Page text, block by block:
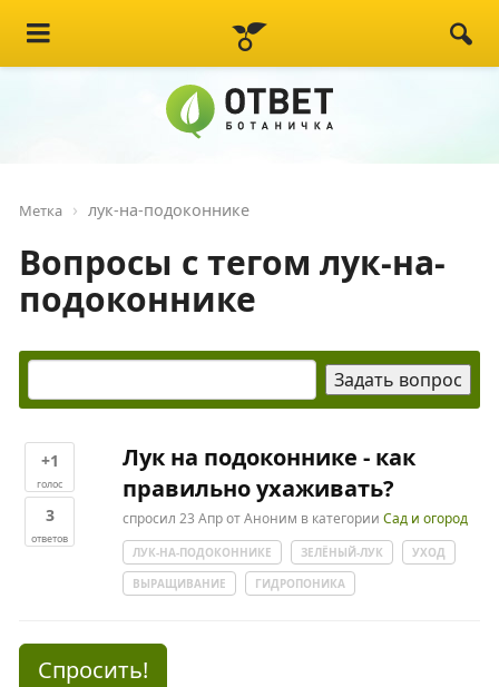
Метка лук-на-подоконнике
Вопросы с тегом лук-на-
подоконнике
+1
голос
3
ответов
Лук на подоконнике - как
правильно ухаживать?
спросил 23 АпротАноним в категорииСад и огород
ЛУК-НА-ПОДОКОННИКЕ ЗЕЛЁНЫЙ-ЛУК
УХОД
ВЫРАЩИВАНИЕ
ГИДРОПОНИКА
Спросить!